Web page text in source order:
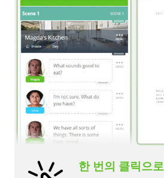
한 번의 클릭으로